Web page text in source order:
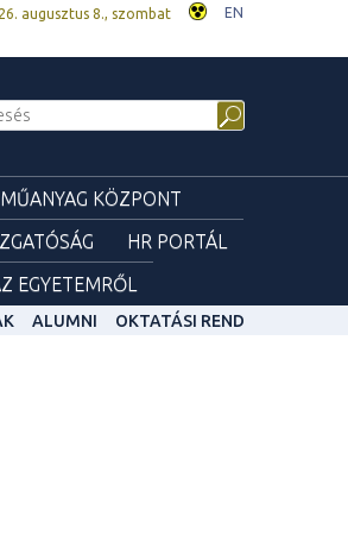
augusztus 8., szombat EN
KÖZPONT
HR PORTÁL
EGYETEMRŐL
ALUMNI OKTATÁSI REND